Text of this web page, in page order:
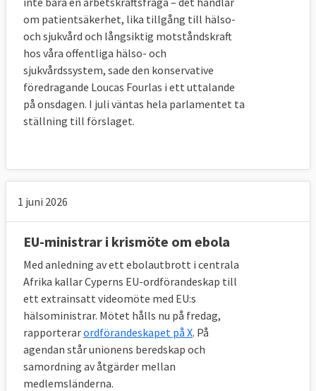
om patientsäkerhet, lika tillgång till hälso-
och sjukvård och långsiktig motståndskraft
hos våra offentliga hälso- och
sjukvårdssystem, sade den konservative
föredragande Loucas Fourlas i ett uttalande
på onsdagen. I juli väntas hela parlamentet ta
ställning till förslaget.
1 juni 2026
EU-ministrar i krismöte om ebola
Med anledning av ett ebolautbrott i centrala
Afrika kallar Cyperns EU-ordförandeskap till
ett extrainsatt videomöte med EU:s
hälsoministrar. Mötet hålls nu på fredag,
rapporterarordförandeskapet på X. På
agendan står unionens beredskap och
samordning av åtgärder mellan
medlemsländerna.